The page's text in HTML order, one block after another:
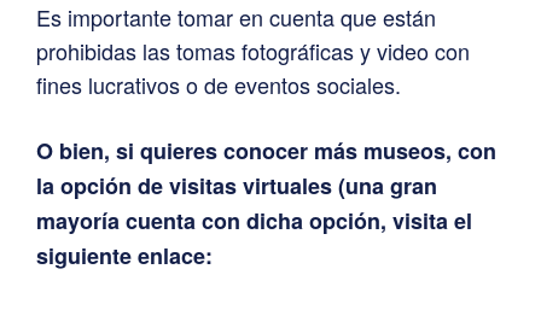
Es importante tomar en cuenta que están
prohibidas las tomas fotográficas y video con
fines lucrativos o de eventos sociales.
O bien, si quieres conocer más museos, con
la opción de visitas virtuales (una gran
mayoría cuenta con dicha opción, visita el
siguiente enlace: